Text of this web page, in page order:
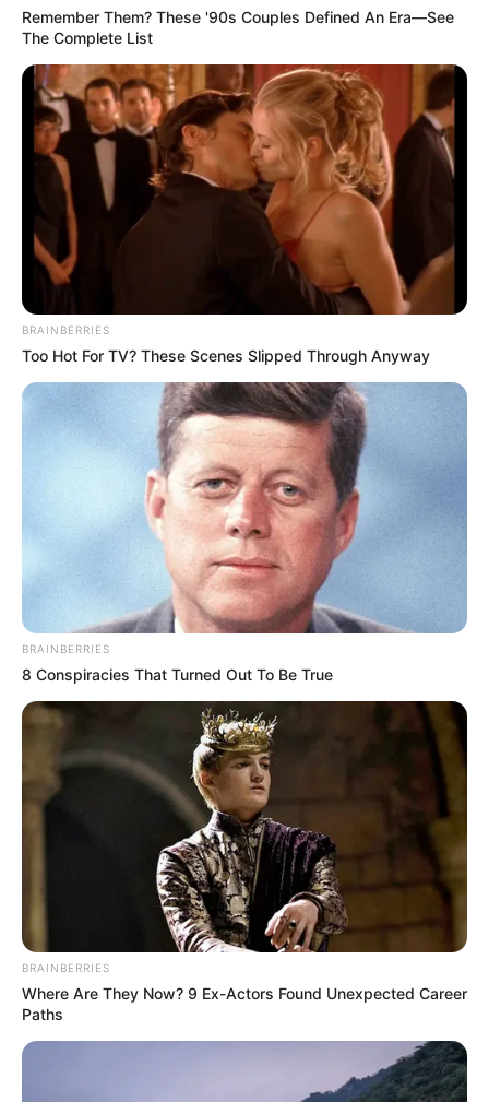
10 Tallest Women You Won't Believe Exist
BRAINBERRIES
Once Criticized For Her Figure, Now She's Turning
This Woman Chose To Live Like A Horse
Remember Them? These '90s Couples Defined An Era—See
The Complete List
BRAINBERRIES
Too Hot For TV? These Scenes Slipped Through Anyway
BRAINBERRIES
8 Conspiracies That Turned Out To Be True
BRAINBERRIES
Where Are They Now? 9 Ex-Actors Found Unexpected Career
Paths